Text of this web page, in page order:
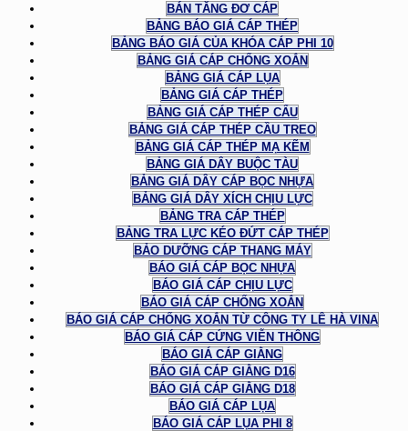
BÁN TĂNG ĐƠ CÁP
BẢNG BÁO GIÁ CÁP THÉP
BẢNG BÁO GIÁ CỦA KHÓA CÁP PHI 10
BẢNG GIÁ CÁP CHỐNG XOẮN
BẢNG GIÁ CÁP LỤA
BẢNG GIÁ CÁP THÉP
BẢNG GIÁ CÁP THÉP CẨU
BẢNG GIÁ CÁP THÉP CẦU TREO
BẢNG GIÁ CÁP THÉP MẠ KẼM
BẢNG GIÁ DÂY BUỘC TÀU
BẢNG GIÁ DÂY CÁP BỌC NHỰA
BẢNG GIÁ DÂY XÍCH CHỊU LỰC
BẢNG TRA CÁP THÉP
BẢNG TRA LỰC KÉO ĐỨT CÁP THÉP
BẢO DƯỠNG CÁP THANG MÁY
BÁO GIÁ CÁP BỌC NHỰA
BÁO GIÁ CÁP CHỊU LỰC
BÁO GIÁ CÁP CHỐNG XOẮN
BÁO GIÁ CÁP CHỐNG XOẮN TỪ CÔNG TY LÊ HÀ VINA
BÁO GIÁ CÁP CỨNG VIỄN THÔNG
BÁO GIÁ CÁP GIẰNG
BÁO GIÁ CÁP GIẰNG D16
BÁO GIÁ CÁP GIẰNG D18
BÁO GIÁ CÁP LỤA
BÁO GIÁ CÁP LỤA PHI 8